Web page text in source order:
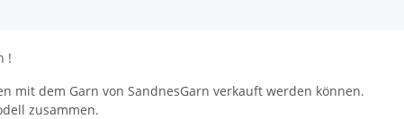
!
mit dem Garn von SandnesGarn verkauft werden können.
zusammen.